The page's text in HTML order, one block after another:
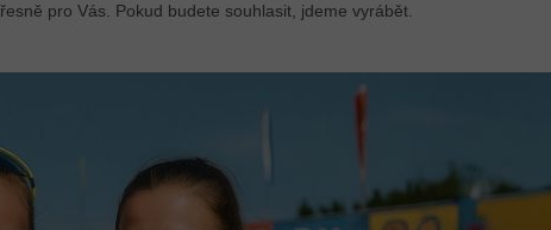
pro Vás. Pokud budete souhlasit, jdeme vyrábět.